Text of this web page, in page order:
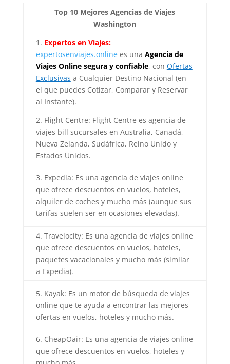
Top 10 Mejores Agencias de Viajes
Washington
1. Expertos en Viajes:
expertosenviajes.onlinees una Agencia de
Viajes Online segura y confiable, con Ofertas
Exclusivas a Cualquier Destino Nacional (en
el que puedes Cotizar, Comparar y Reservar
al Instante).
2. Flight Centre: Flight Centre es agencia de
viajes bill sucursales en Australia, Canadá,
Nueva Zelanda, Sudáfrica, Reino Unido y
Estados Unidos.
3. Expedia: Es una agencia de viajes online
que ofrece descuentos en vuelos, hoteles,
alquiler de coches y mucho más (aunque sus
tarifas suelen ser en ocasiones elevadas).
4. Travelocity: Es una agencia de viajes online
que ofrece descuentos en vuelos, hoteles,
paquetes vacacionales y mucho más (similar
a Expedia).
5. Kayak: Es un motor de búsqueda de viajes
online que te ayuda a encontrar las mejores
ofertas en vuelos, hoteles y mucho más.
6. CheapOair: Es una agencia de viajes online
que ofrece descuentos en vuelos, hoteles y